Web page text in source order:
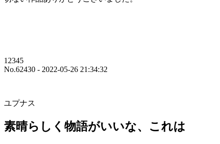
12345
No.62430 - 2022-05-26 21:34:32
ユプナス
素晴らしく物語がいいな、これは